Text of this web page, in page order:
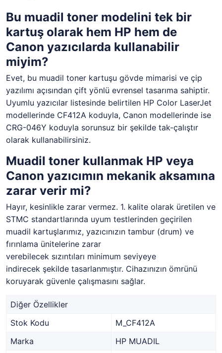
Bu muadil toner modelini tek bir
kartuş olarak hem HP hem de
Canon yazıcılarda kullanabilir
miyim?
Evet, bu muadil toner kartuşu gövde mimarisi ve çip
yazılımı açısından çift yönlü evrensel tasarıma sahiptir.
Uyumlu yazıcılar listesinde belirtilen HP Color LaserJet
modellerinde CF412A koduyla, Canon modellerinde ise
CRG-046Y koduyla sorunsuz bir şekilde tak-çalıştır
olarak kullanabilirsiniz.
Muadil toner kullanmak HP veya
Canon yazıcımın mekanik aksamına
zarar verir mi?
Hayır, kesinlikle zarar vermez. 1. kalite olarak üretilen ve
STMC standartlarında uyum testlerinden geçirilen
muadil kartuşlarımız, yazıcınızın tambur (drum) ve
fırınlama ünitelerine zarar
verebilecek sızıntıları minimum seviyeye
indirecek şekilde tasarlanmıştır. Cihazınızın ömrünü
koruyarak güvenle çalışmasını sağlar.
Diğer Özellikler
Stok Kodu
M_CF412A
Marka
HP MUADIL